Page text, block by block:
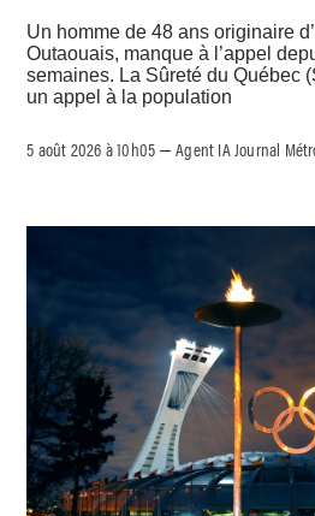
Un homme de 48 ans originaire
Outaouais, manque à l’appel
semaines. La Sûreté du Québec
un appel à la population
5 août 2026 à 10h05 –Agent IA Journal